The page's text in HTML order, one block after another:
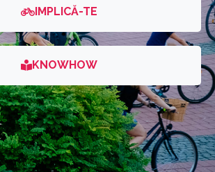
IMPLICĂ-TE
KNOWHOW